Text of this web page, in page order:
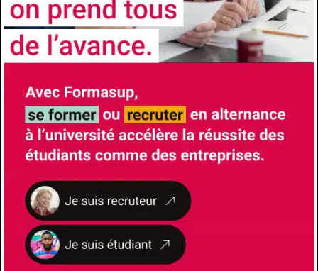
Faculté/Institut/Ecole
Institut Universitaire de Technologie de Toulon
Site de la formation
Brochure de la formation
Responsable de Formation
KARAKACHIAN Lionel
lionel.karakachian@univ-tln.fr
Responsable Alternance
KAROSKI Stéphane
stephane.karoski@univ-tln.fr
Lieu de formation
Avenue de l'Université